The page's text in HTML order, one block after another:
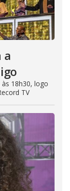
a
18h30, logo
TV